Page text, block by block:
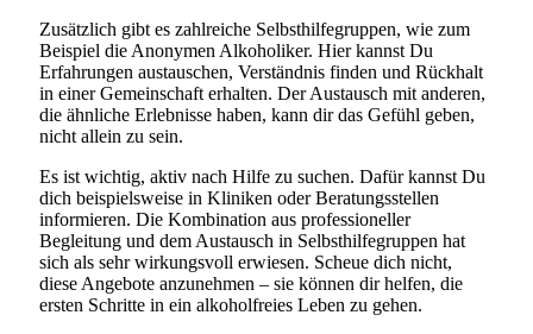
Zusätzlich gibt es zahlreiche Selbsthilfegruppen, wie zum
Beispiel die Anonymen Alkoholiker. Hier kannst Du
Erfahrungen austauschen, Verständnis finden und Rückhalt
in einer Gemeinschaft erhalten. Der Austausch mit anderen,
die ähnliche Erlebnisse haben, kann dir das Gefühl geben,
nicht allein zu sein.
Es ist wichtig, aktiv nach Hilfe zu suchen. Dafür kannst Du
dich beispielsweise in Kliniken oder Beratungsstellen
informieren. Die Kombination aus professioneller
Begleitung und dem Austausch in Selbsthilfegruppen hat
sich als sehr wirkungsvoll erwiesen. Scheue dich nicht,
diese Angebote anzunehmen – sie können dir helfen, die
ersten Schritte in ein alkoholfreies Leben zu gehen.